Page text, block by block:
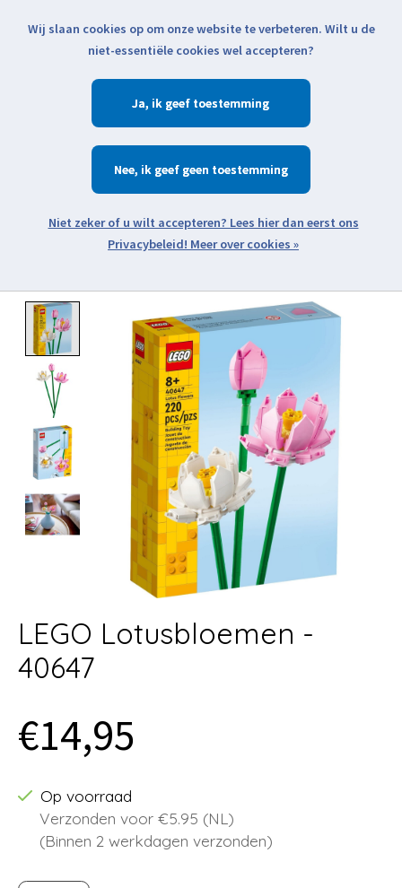
Klik voor actuele verzendinformatie...
Verlanglijst
Zoeken
Open webshop menu
Product image slideshow Items
LEGO Lotusbloemen -
40647
€14,95
Op voorraad
Verzonden voor €5.95 (NL)
(Binnen 2 werkdagen verzonden)
Wij slaan cookies op om onze website te verbeteren. Wilt u de
niet-essentiële cookies wel accepteren?
Ja
Nee
Meer over cookies »